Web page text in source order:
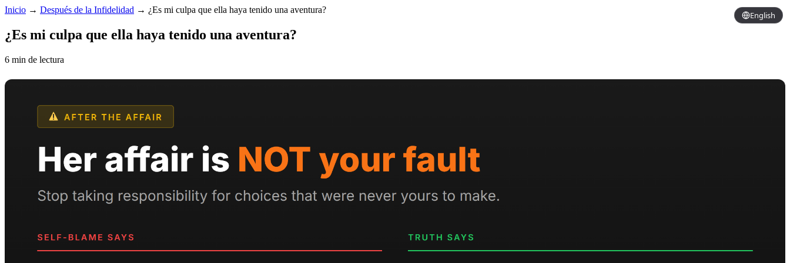
English
Inicio → Después de la Infidelidad → ¿Es mi culpa que ella haya tenido una aventura?
¿Es mi culpa que ella haya tenido una aventura?
6 min de lectura